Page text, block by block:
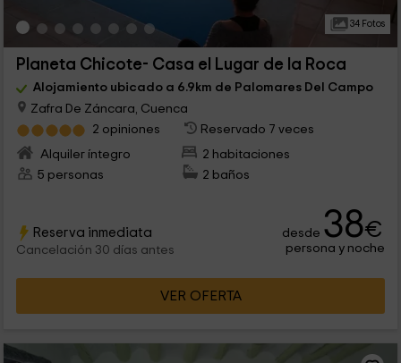
34 Fotos
Planeta Chicote- Casa el Lugar de la Roca
Alojamiento ubicado a 6.9km de Palomares Del Campo
Zafra De Záncara, Cuenca
2 opiniones
Reservado 7 veces
Alquiler íntegro
2 habitaciones
5 personas
2 baños
Reserva inmediata
Cancelación 30 días antes
desde 38€
persona y noche
VER OFERTA